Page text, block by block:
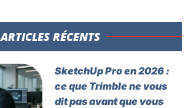
ARTICLES RÉCENTS​
SketchUp Pro en 2026 :
ce que Trimble ne vous
dit pas avant que vous